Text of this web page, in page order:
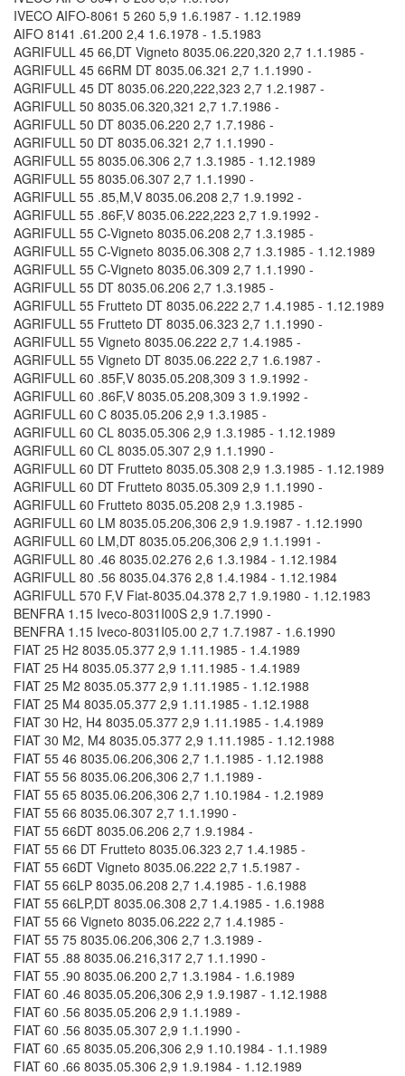
IVECO AIFO-8061 5 260 5,9 1.6.1987 - 1.12.1989
AIFO 8141 .61.200 2,4 1.6.1978 - 1.5.1983
AGRIFULL 45 66,DT Vigneto 8035.06.220,320 2,7 1.1.1985 -
AGRIFULL 45 66RM DT 8035.06.321 2,7 1.1.1990 -
AGRIFULL 45 DT 8035.06.220,222,323 2,7 1.2.1987 -
AGRIFULL 50 8035.06.320,321 2,7 1.7.1986 -
AGRIFULL 50 DT 8035.06.220 2,7 1.7.1986 -
AGRIFULL 50 DT 8035.06.321 2,7 1.1.1990 -
AGRIFULL 55 8035.06.306 2,7 1.3.1985 - 1.12.1989
AGRIFULL 55 8035.06.307 2,7 1.1.1990 -
AGRIFULL 55 .85,M,V 8035.06.208 2,7 1.9.1992 -
AGRIFULL 55 .86F,V 8035.06.222,223 2,7 1.9.1992 -
AGRIFULL 55 C-Vigneto 8035.06.208 2,7 1.3.1985 -
AGRIFULL 55 C-Vigneto 8035.06.308 2,7 1.3.1985 - 1.12.1989
AGRIFULL 55 C-Vigneto 8035.06.309 2,7 1.1.1990 -
AGRIFULL 55 DT 8035.06.206 2,7 1.3.1985 -
AGRIFULL 55 Frutteto DT 8035.06.222 2,7 1.4.1985 - 1.12.1989
AGRIFULL 55 Frutteto DT 8035.06.323 2,7 1.1.1990 -
AGRIFULL 55 Vigneto 8035.06.222 2,7 1.4.1985 -
AGRIFULL 55 Vigneto DT 8035.06.222 2,7 1.6.1987 -
AGRIFULL 60 .85F,V 8035.05.208,309 3 1.9.1992 -
AGRIFULL 60 .86F,V 8035.05.208,309 3 1.9.1992 -
AGRIFULL 60 C 8035.05.206 2,9 1.3.1985 -
AGRIFULL 60 CL 8035.05.306 2,9 1.3.1985 - 1.12.1989
AGRIFULL 60 CL 8035.05.307 2,9 1.1.1990 -
AGRIFULL 60 DT Frutteto 8035.05.308 2,9 1.3.1985 - 1.12.1989
AGRIFULL 60 DT Frutteto 8035.05.309 2,9 1.1.1990 -
AGRIFULL 60 Frutteto 8035.05.208 2,9 1.3.1985 -
AGRIFULL 60 LM 8035.05.206,306 2,9 1.9.1987 - 1.12.1990
AGRIFULL 60 LM,DT 8035.05.206,306 2,9 1.1.1991 -
AGRIFULL 80 .46 8035.02.276 2,6 1.3.1984 - 1.12.1984
AGRIFULL 80 .56 8035.04.376 2,8 1.4.1984 - 1.12.1984
AGRIFULL 570 F,V Fiat-8035.04.378 2,7 1.9.1980 - 1.12.1983
BENFRA 1.15 Iveco-8031I00S 2,9 1.7.1990 -
BENFRA 1.15 Iveco-8031I05.00 2,7 1.7.1987 - 1.6.1990
FIAT 25 H2 8035.05.377 2,9 1.11.1985 - 1.4.1989
FIAT 25 H4 8035.05.377 2,9 1.11.1985 - 1.4.1989
FIAT 25 M2 8035.05.377 2,9 1.11.1985 - 1.12.1988
FIAT 25 M4 8035.05.377 2,9 1.11.1985 - 1.12.1988
FIAT 30 H2, H4 8035.05.377 2,9 1.11.1985 - 1.4.1989
FIAT 30 M2, M4 8035.05.377 2,9 1.11.1985 - 1.12.1988
FIAT 55 46 8035.06.206,306 2,7 1.1.1985 - 1.12.1988
FIAT 55 56 8035.06.206,306 2,7 1.1.1989 -
FIAT 55 65 8035.06.206,306 2,7 1.10.1984 - 1.2.1989
FIAT 55 66 8035.06.307 2,7 1.1.1990 -
FIAT 55 66DT 8035.06.206 2,7 1.9.1984 -
FIAT 55 66 DT Frutteto 8035.06.323 2,7 1.4.1985 -
FIAT 55 66DT Vigneto 8035.06.222 2,7 1.5.1987 -
FIAT 55 66LP 8035.06.208 2,7 1.4.1985 - 1.6.1988
FIAT 55 66LP,DT 8035.06.308 2,7 1.4.1985 - 1.6.1988
FIAT 55 66 Vigneto 8035.06.222 2,7 1.4.1985 -
FIAT 55 75 8035.06.206,306 2,7 1.3.1989 -
FIAT 55 .88 8035.06.216,317 2,7 1.1.1990 -
FIAT 55 .90 8035.06.200 2,7 1.3.1984 - 1.6.1989
FIAT 60 .46 8035.05.206,306 2,9 1.9.1987 - 1.12.1988
FIAT 60 .56 8035.05.206 2,9 1.1.1989 -
FIAT 60 .56 8035.05.307 2,9 1.1.1990 -
FIAT 60 .65 8035.05.206,306 2,9 1.10.1984 - 1.1.1989
FIAT 60 .66 8035.05.306 2,9 1.9.1984 - 1.12.1989